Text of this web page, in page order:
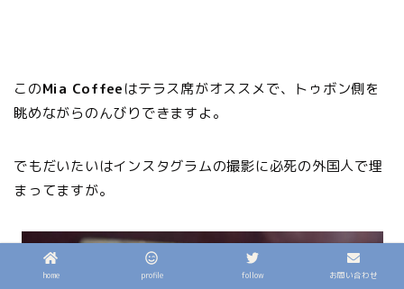
このMia Coffeeはテラス席がオススメで、トゥボン側を
眺めながらのんびりできますよ。
でもだいたいはインスタグラムの撮影に必死の外国人で埋
まってますが。
home profile follow お問い合わせ